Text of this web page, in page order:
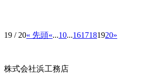
19 / 20« 先頭«...10...1617181920»
株式会社浜工務店